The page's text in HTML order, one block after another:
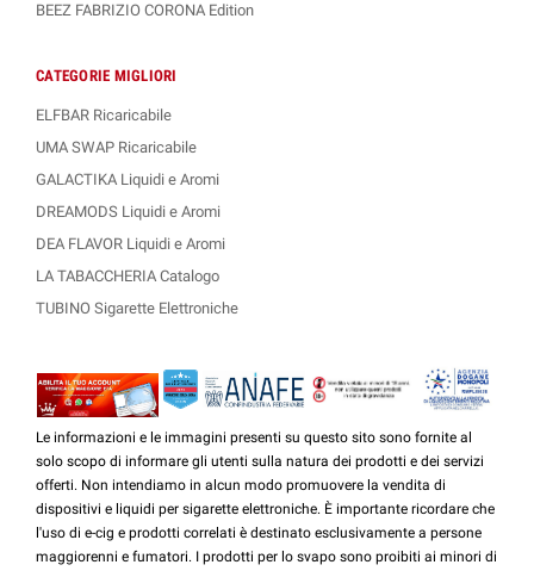
BEEZ FABRIZIO CORONA Edition
CATEGORIE MIGLIORI
ELFBAR Ricaricabile
UMA SWAP Ricaricabile
GALACTIKA Liquidi e Aromi
DREAMODS Liquidi e Aromi
DEA FLAVOR Liquidi e Aromi
LA TABACCHERIA Catalogo
TUBINO Sigarette Elettroniche
Le informazioni e le immagini presenti su questo sito sono fornite al
solo scopo di informare gli utenti sulla natura dei prodotti e dei servizi
offerti. Non intendiamo in alcun modo promuovere la vendita di
dispositivi e liquidi per sigarette elettroniche. È importante ricordare che
l'uso di e-cig e prodotti correlati è destinato esclusivamente a persone
maggiorenni e fumatori. I prodotti per lo svapo sono proibiti ai minori di